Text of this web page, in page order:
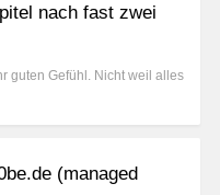
nach fast zwei
guten Gefühl. Nicht weil alles
(managed